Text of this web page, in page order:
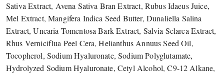
Sativa Extract, Avena Sativa Bran Extract, Rubus Idaeus Juice,
Mel Extract, Mangifera Indica Seed Butter, Dunaliella Salina
Extract, Uncaria Tomentosa Bark Extract, Salvia Sclarea Extract,
Rhus Verniciflua Peel Cera, Helianthus Annuus Seed Oil,
Tocopherol, Sodium Hyaluronate, Sodium Polyglutamate,
Hydrolyzed Sodium Hyaluronate, Cetyl Alcohol, C9-12 Alkane,